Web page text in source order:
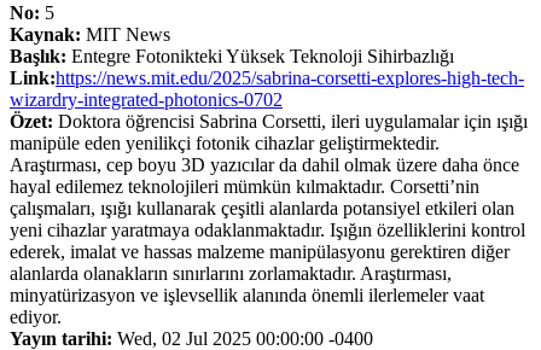
No: 5
Kaynak: MIT News
Başlık: Entegre Fotonikteki Yüksek Teknoloji Sihirbazlığı
Link:https://news.mit.edu/2025/sabrina-corsetti-explores-high-tech-
wizardry-integrated-photonics-0702
Özet: Doktora öğrencisi Sabrina Corsetti, ileri uygulamalar için ışığı
manipüle eden yenilikçi fotonik cihazlar geliştirmektedir.
Araştırması, cep boyu 3D yazıcılar da dahil olmak üzere daha önce
hayal edilemez teknolojileri mümkün kılmaktadır. Corsetti’nin
çalışmaları, ışığı kullanarak çeşitli alanlarda potansiyel etkileri olan
yeni cihazlar yaratmaya odaklanmaktadır. Işığın özelliklerini kontrol
ederek, imalat ve hassas malzeme manipülasyonu gerektiren diğer
alanlarda olanakların sınırlarını zorlamaktadır. Araştırması,
minyatürizasyon ve işlevsellik alanında önemli ilerlemeler vaat
ediyor.
Yayın tarihi: Wed, 02 Jul 2025 00:00:00 -0400